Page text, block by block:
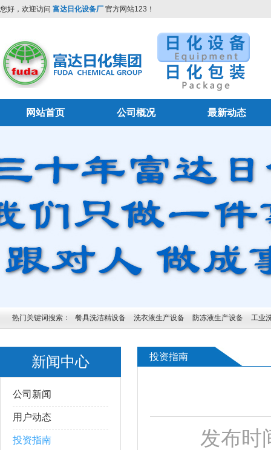
您好，欢迎访问 富达日化设备厂 官方网站123！
网站首页 公司概况 最新动态
热门关键词搜索： 餐具洗洁精设备 洗衣液生产设备 防冻液生产设备 工业
新闻中心
公司新闻
用户动态
投资指南
投资指南
发布时